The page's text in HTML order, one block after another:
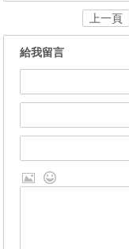
上一頁
給我留言